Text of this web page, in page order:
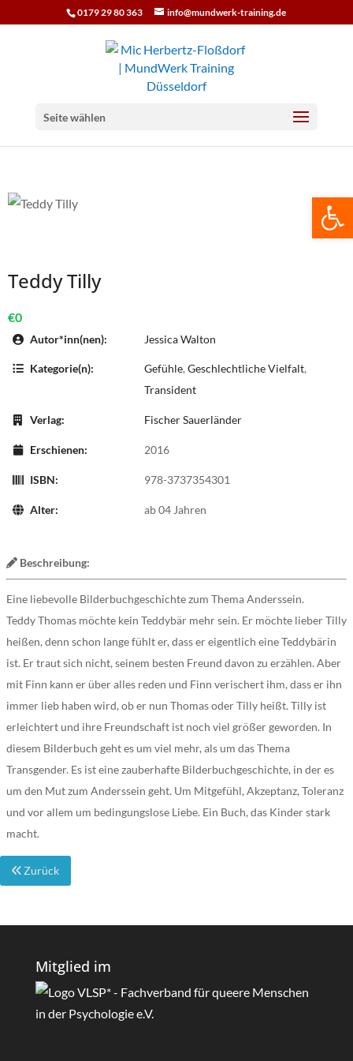
0179 29 80 363 info@mundwerk-training.de
Seite wählen
Teddy Tilly
€0
Autor*inn(nen): Jessica Walton
Kategorie(n): Gefühle, Geschlechtliche Vielfalt,
Transident
Verlag: Fischer Sauerländer
Erschienen: 2016
ISBN: 978-3737354301
Alter: ab 04 Jahren
Beschreibung:
Eine liebevolle Bilderbuchgeschichte zum Thema Anderssein.
Teddy Thomas möchte kein Teddybär mehr sein. Er möchte lieber Tilly
heißen, denn schon lange fühlt er, dass er eigentlich eine Teddybärin
ist. Er traut sich nicht, seinem besten Freund davon zu erzählen. Aber
mit Finn kann er über alles reden und Finn verischert ihm, dass er ihn
immer lieb haben wird, ob er nun Thomas oder Tilly heißt. Tilly ist
erleichtert und ihre Freundschaft ist noch viel größer geworden. In
diesem Bilderbuch geht es um viel mehr, als um das Thema
Transgender. Es ist eine zauberhafte Bilderbuchgeschichte, in der es
um den Mut zum Anderssein geht. Um Mitgefühl, Akzeptanz, Toleranz
und vor allem um bedingungslose Liebe. Ein Buch, das Kinder stark
macht.
Zurück
Mitglied im